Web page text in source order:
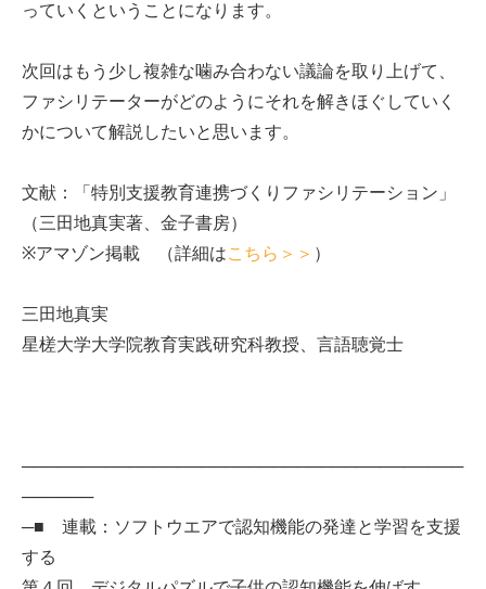
っていくということになります。
次回はもう少し複雑な噛み合わない議論を取り上げて、
ファシリテーターがどのようにそれを解きほぐしていく
かについて解説したいと思います。
文献：「特別支援教育連携づくりファシリテーション」
（三田地真実著、金子書房）
※アマゾン掲載 （詳細はこちら＞＞ ）
三田地真実
星槎大学大学院教育実践研究科教授、言語聴覚士
─────────────────────────────────────
──────
─■ 連載：ソフトウエアで認知機能の発達と学習を支援
する